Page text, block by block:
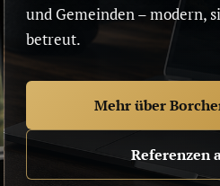
und Gemeinden – modern,
betreut.
Mehr über
Referenzen